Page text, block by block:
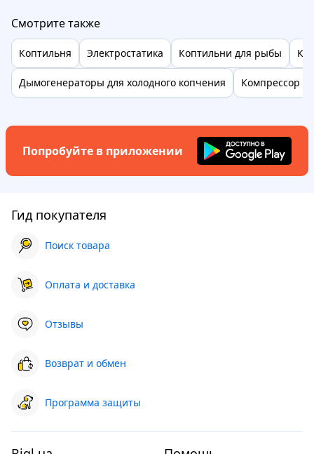
Смотрите также
Коптильня Электростатика Коптильни для рыбы
Дымогенераторы для холодного копчения Компрессор
Попробуйте в приложении
Гид покупателя
Поиск товара
Оплата и доставка
Отзывы
Возврат и обмен
Программа защиты